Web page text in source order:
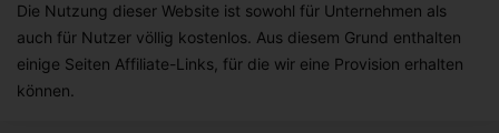
Die Nutzung dieser Website ist sowohl für Unternehmen als
auch für Nutzer völlig kostenlos. Aus diesem Grund enthalten
einige Seiten Affiliate-Links, für die wir eine Provision erhalten
können.